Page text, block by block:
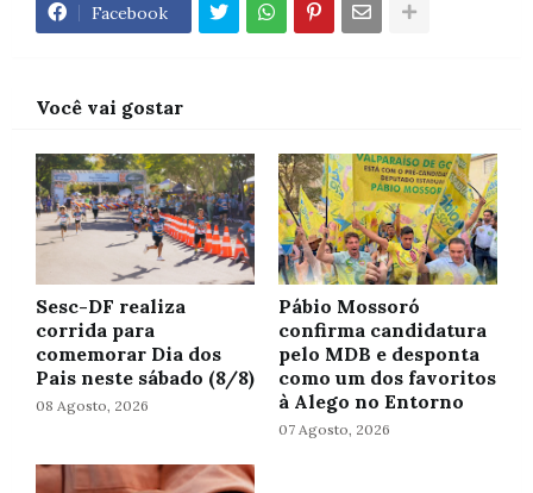
Facebook
Você vai gostar
Sesc-DF realiza
corrida para
comemorar Dia dos
Pais neste sábado (8/8)
08 Agosto, 2026
Pábio Mossoró
confirma candidatura
pelo MDB e desponta
como um dos favoritos
à Alego no Entorno
07 Agosto, 2026